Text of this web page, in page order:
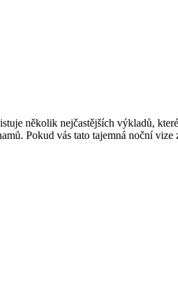
několik nejčastějších výkladů,
Pokud vás tato tajemná noční vize